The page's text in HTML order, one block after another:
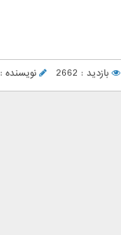
بازدید : 2662 نویسنده : Manager